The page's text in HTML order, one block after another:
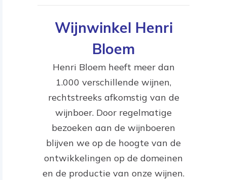
Wijnwinkel Henri
Bloem
Henri Bloem heeft meer dan
1.000 verschillende wijnen,
rechtstreeks afkomstig van de
wijnboer. Door regelmatige
bezoeken aan de wijnboeren
blijven we op de hoogte van de
ontwikkelingen op de domeinen
en de productie van onze wijnen.